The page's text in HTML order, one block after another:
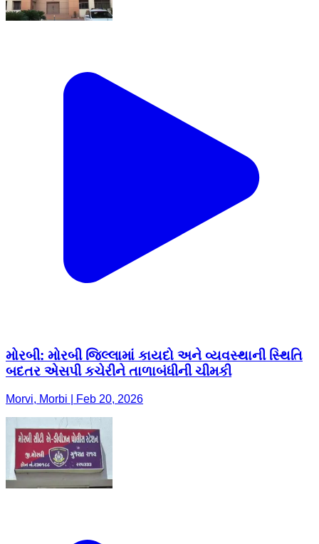
મોરબી: મોરબી જિલ્લામાં કાયદો અને વ્યવસ્થાની સ્થિતિ
બદતર એસપી કચેરીને તાળાબંધીની ચીમકી
Morvi, Morbi | Feb 20, 2026